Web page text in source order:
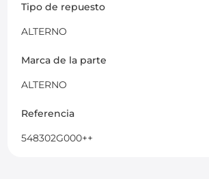
Tipo de repuesto
ALTERNO
Marca de la parte
ALTERNO
Referencia
548302G000++